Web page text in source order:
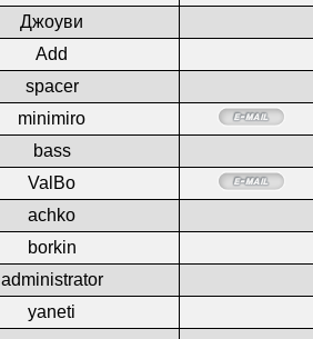
Джоуви
Add
spacer
minimiro
bass
ValBo
achko
borkin
administrator
yaneti